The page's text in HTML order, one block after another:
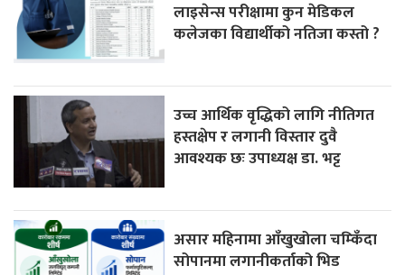
लाइसेन्स परीक्षामा कुन मेडिकल
कलेजका विद्यार्थीको नतिजा कस्तो ?
उच्च आर्थिक वृद्धिको लागि नीतिगत
हस्तक्षेप र लगानी विस्तार दुवै
आवश्यक छः उपाध्यक्ष डा. भट्ट
असार महिनामा आँखुखोला चम्किँदा
सोपानमा लगानीकर्ताको भिड